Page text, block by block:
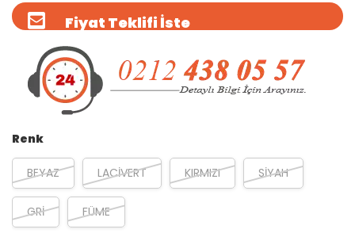
Fiyat Teklifi İste
Renk
BEYAZ LACİVERT KIRMIZI SİYAH
GRİ FÜME